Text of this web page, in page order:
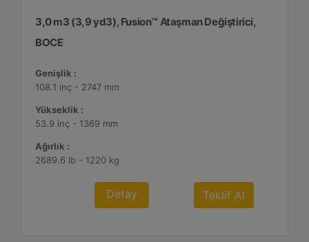
3,0 m3 (3,9 yd3), Fusion™ Ataşman Değiştirici,
BOCE
Genişlik :
108.1 inç - 2747 mm
Yükseklik :
53.9 inç - 1369 mm
Ağırlık :
2689.6 lb - 1220 kg
Detay Teklif Al